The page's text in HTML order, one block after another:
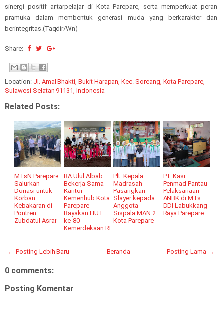
sinergi positif antarpelajar di Kota Parepare, serta memperkuat peran
pramuka dalam membentuk generasi muda yang berkarakter dan
berintegritas.(Taqdir/Wn)
Share:
Location: Jl. Amal Bhakti, Bukit Harapan, Kec. Soreang, Kota Parepare,
Sulawesi Selatan 91131, Indonesia
Related Posts:
MTsN Parepare
Salurkan
Donasi untuk
Korban
Kebakaran di
Pontren
Zubdatul Asrar
RA Ulul Albab
Bekerja Sama
Kantor
Kemenhub Kota
Parepare
Rayakan HUT
ke-80
Kemerdekaan RI
Plt. Kepala
Madrasah
Pasangkan
Slayer kepada
Anggota
Sispala MAN 2
Kota Parepare
Plt. Kasi
Penmad Pantau
Pelaksanaan
ANBK di MTs
DDI Labukkang
Raya Parepare
← Posting Lebih Baru Posting Lama →
Beranda
0 comments:
Posting Komentar